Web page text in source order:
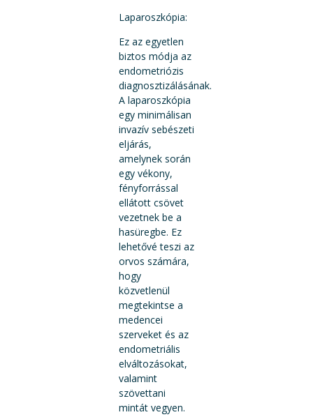
Laparoszkópia:
Ez az egyetlen
biztos módja az
endometriózis
diagnosztizálásának.
A laparoszkópia
egy minimálisan
invazív sebészeti
eljárás,
amelynek során
egy vékony,
fényforrással
ellátott csövet
vezetnek be a
hasüregbe. Ez
lehetővé teszi az
orvos számára,
hogy
közvetlenül
megtekintse a
medencei
szerveket és az
endometriális
elváltozásokat,
valamint
szövettani
mintát vegyen.